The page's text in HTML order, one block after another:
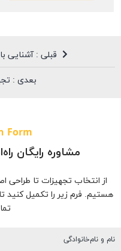
قبلی : آشنایی
بعدی :
Form
مشاوره رایگان
از انتخاب تجهیزات تا طراحی
هستیم. فرم زیر را تکمیل کنید
نام و نام‌خانوادگی